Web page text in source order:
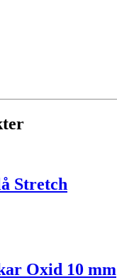
Stretch
Oxid 10 mm